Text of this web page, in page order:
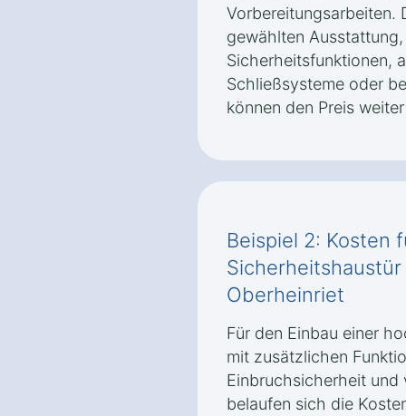
Vorbereitungsarbeiten.
gewählten
Sicherheitsfunktionen,
Schließsysteme oder
können den Preis
Beispiel 2: Kosten
Oberheinriet
Für den Einbau einer
mit zusätzlichen
Einbruchsicherheit und
belaufen sich die